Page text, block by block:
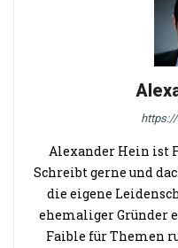
Alexander Hein ist
Schreibt gerne und
die eigene
ehemaliger Gründer
Faible für Themen